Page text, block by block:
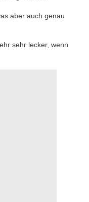
aber auch genau
sehr lecker, wenn